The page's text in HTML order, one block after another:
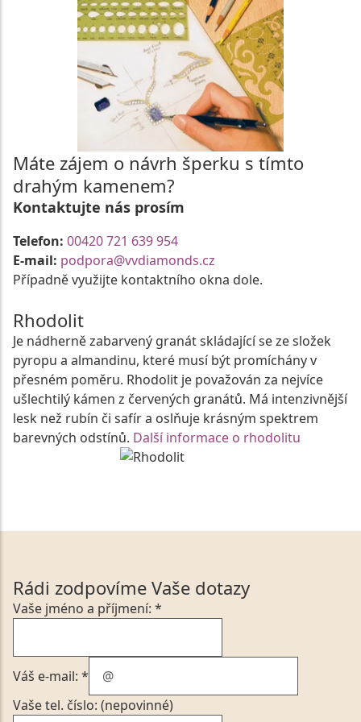
Máte zájem o návrh šperku s tímto
drahým kamenem?
Kontaktujte nás prosím
Telefon: 00420 721 639 954
E-mail: podpora@vvdiamonds.cz
Případně využijte kontaktního okna dole.
Rhodolit
Je nádherně zabarvený granát skládající se ze složek
pyropu a almandinu, které musí být promíchány v
přesném poměru. Rhodolit je považován za nejvíce
ušlechtilý kámen z červených granátů. Má intenzivnější
lesk než rubín či safír a oslňuje krásným spektrem
barevných odstínů. Další informace o rhodolitu
Rádi zodpovíme Vaše dotazy
Vaše jméno a příjmení: *
Váš e-mail: *
Vaše tel. číslo: (nepovinné)